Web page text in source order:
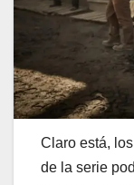
Claro está,
de la serie